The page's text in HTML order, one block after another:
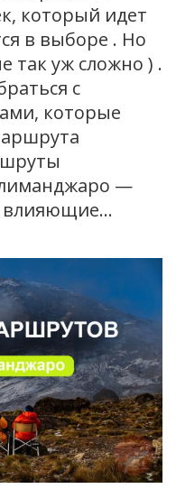
который идет
в выборе . Но
так уж сложно ) .
с
которые
—
влияющие…